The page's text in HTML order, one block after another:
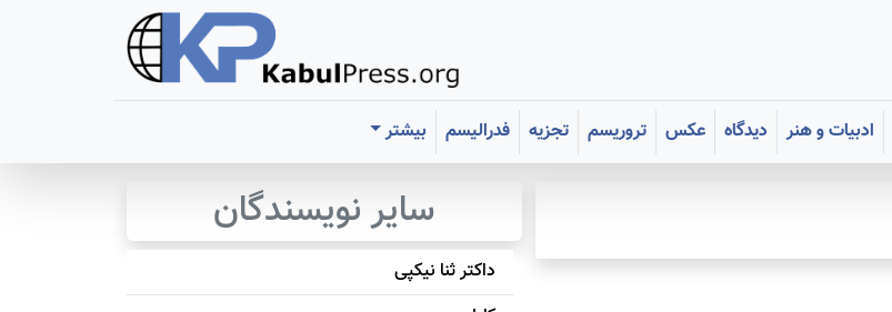
ادبیات و هنر دیدگاه عکس تروریسم تجزیه فدرالیسم بیشتر
سایر نویسندگان
داکتر ثنا نیکپی